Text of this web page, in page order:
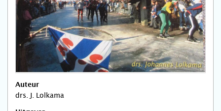
Auteur
drs. J. Lolkama